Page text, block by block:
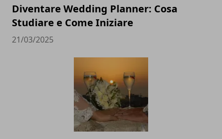
Diventare Wedding Planner: Cosa
Studiare e Come Iniziare
21/03/2025